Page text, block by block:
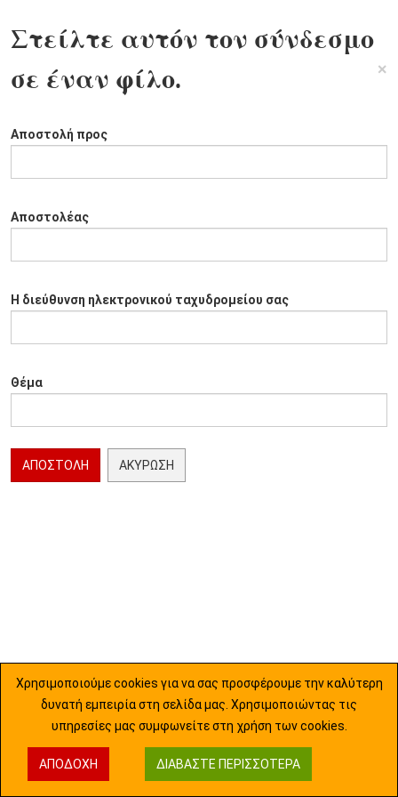
Στείλτε αυτόν τον σύνδεσμο
σε έναν φίλο.
×
Αποστολή προς
Αποστολέας
Η διεύθυνση ηλεκτρονικού ταχυδρομείου σας
Θέμα
ΑΠΟΣΤΟΛΉ ΑΚΎΡΩΣΗ
Χρησιμοποιούμε cookies για να σας προσφέρουμε την καλύτερη
δυνατή εμπειρία στη σελίδα μας. Χρησιμοποιώντας τις
υπηρεσίες μας συμφωνείτε στη χρήση των cookies.
ΑΠΟΔΟΧΉ ΔΙΑΒΆΣΤΕ ΠΕΡΙΣΣΌΤΕΡΑ